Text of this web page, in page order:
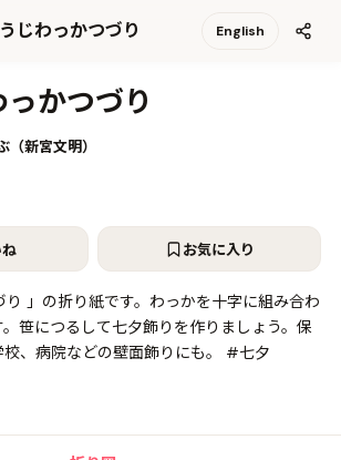
じわっかつづり English
かつづり
（新宮文明）
お気に入り
り 」の折り紙です。わっかを十字に組み合わ
笹につるして七夕飾りを作りましょう。保
校、病院などの壁面飾りにも。 #七夕